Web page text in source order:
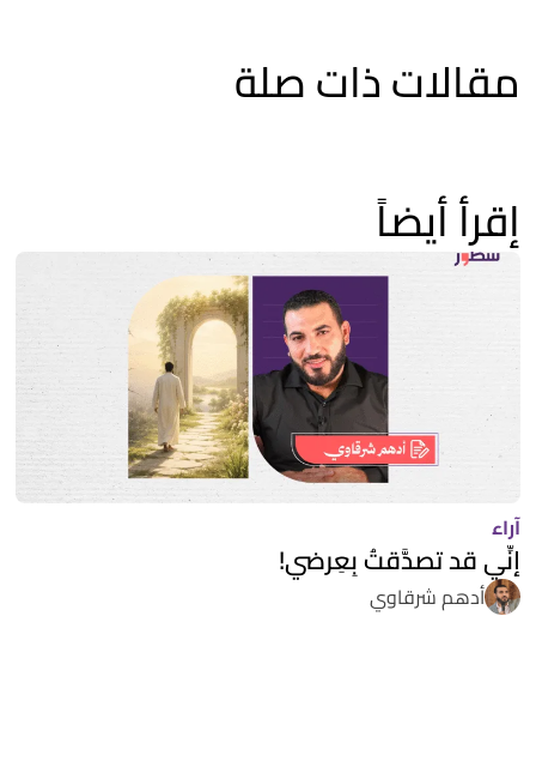
مقالات ذات صلة
إقرأ أيضاً
آراء
إنِّي قد تصدَّقتُ بِعِرضي!
أدهم شرقاوي